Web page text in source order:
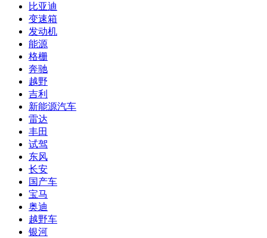
比亚迪
变速箱
发动机
能源
格栅
奔驰
越野
吉利
新能源汽车
雷达
丰田
试驾
东风
长安
国产车
宝马
奥迪
越野车
银河